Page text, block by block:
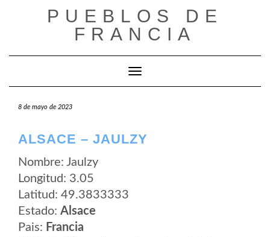
PUEBLOS DE
FRANCIA
Cambiar modo de navegación
8 de mayo de 2023
ALSACE – JAULZY
Nombre: Jaulzy
Longitud: 3.05
Latitud: 49.3833333
Estado: Alsace
Pais: Francia